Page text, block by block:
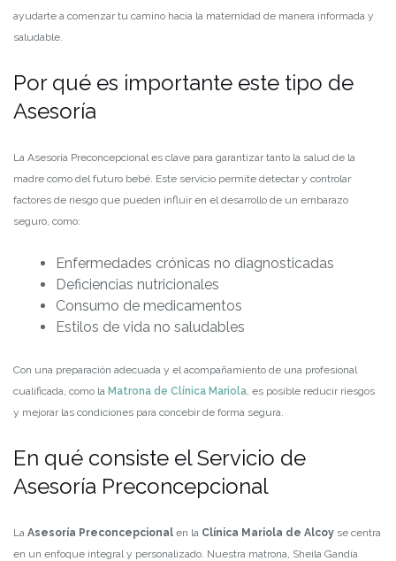
ayudarte a comenzar tu camino hacia la maternidad de manera informada y
saludable.
Por qué es importante este tipo de
Asesoría
La Asesoría Preconcepcional es clave para garantizar tanto la salud de la
madre como del futuro bebé. Este servicio permite detectar y controlar
factores de riesgo que pueden influir en el desarrollo de un embarazo
seguro, como:
Enfermedades crónicas no diagnosticadas
Deficiencias nutricionales
Consumo de medicamentos
Estilos de vida no saludables
Con una preparación adecuada y el acompañamiento de una profesional
cualificada, como la Matrona de Clínica Mariola , es posible reducir riesgos
y mejorar las condiciones para concebir de forma segura.
En qué consiste el Servicio de
Asesoría Preconcepcional
La Asesoría Preconcepcional en la Clínica Mariola de Alcoy se centra
en un enfoque integral y personalizado. Nuestra matrona, Sheila Gandía